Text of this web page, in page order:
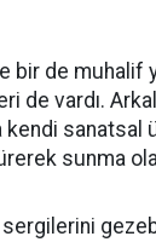
bir de muhalif
de vardı.
sanatsal
sunma
sergilerini